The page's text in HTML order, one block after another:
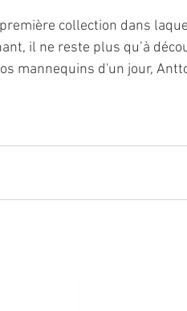
collection dans
il ne reste plus qu’à
mannequins d'un jour,